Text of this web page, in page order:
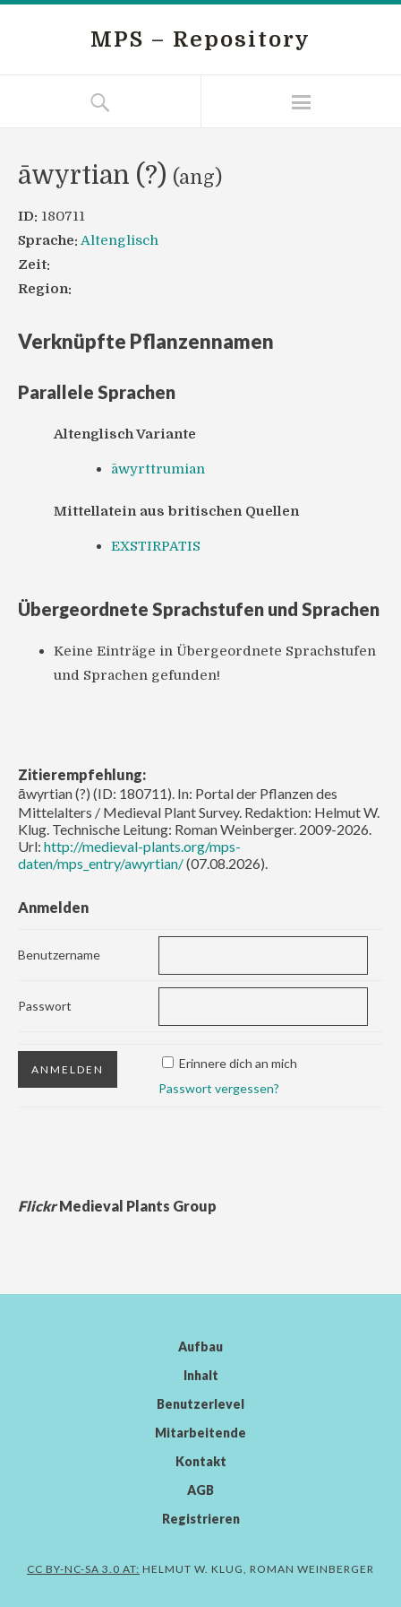
MPS – Repository
āwyrtian (?) (ang)
ID: 180711
Sprache: Altenglisch
Zeit:
Region:
Verknüpfte Pflanzennamen
Parallele Sprachen
Altenglisch Variante
āwyrttrumian
Mittellatein aus britischen Quellen
EXSTIRPATIS
Übergeordnete Sprachstufen und Sprachen
Keine Einträge in Übergeordnete Sprachstufen
und Sprachen gefunden!
Zitierempfehlung:
āwyrtian (?) (ID: 180711). In: Portal der Pflanzen des
Mittelalters / Medieval Plant Survey. Redaktion: Helmut W.
Klug. Technische Leitung: Roman Weinberger. 2009-2026.
Url: http://medieval-plants.org/mps-
daten/mps_entry/awyrtian/(07.08.2026).
Anmelden
Benutzername
Passwort
Erinnere dich an mich
Passwort vergessen?
FlickrMedieval Plants Group
Aufbau
Inhalt
Benutzerlevel
Mitarbeitende
Kontakt
AGB
Registrieren
CC BY-NC-SA 3.0 AT: HELMUT W. KLUG, ROMAN WEINBERGER